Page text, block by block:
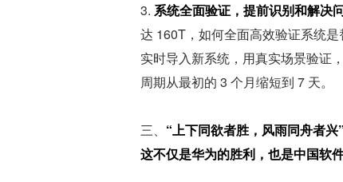
3. 系统全面验证，提前识别和解决问
达 160T，如何全面高效验证系统
实时导入新系统，用真实场景验证
周期从最初的 3 个月缩短到 7 天。
三、 “上下同欲者胜，风雨同舟者
这不仅是华为的胜利，也是中国软